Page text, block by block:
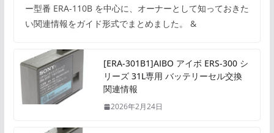
ー型番 ERA-110B を中心に、オーナーとして知っておきた
い関連情報をガイド形式でまとめました。 &
[ERA-301B1]AIBO アイボ ERS-300 シ
リーズ 31L専用 バッテリーセル交換
関連情報
2026年2月24日